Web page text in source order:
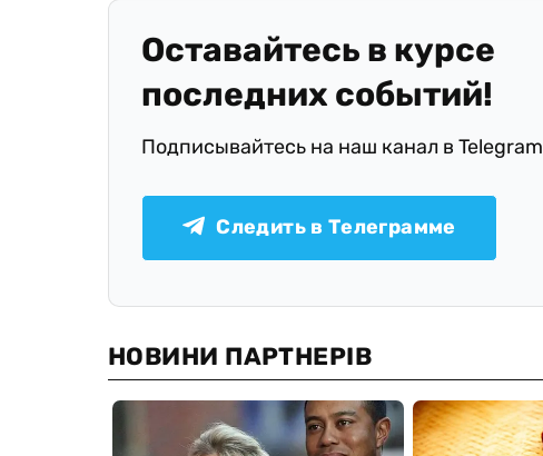
Оставайтесь в курсе
последних событий!
Подписывайтесь на наш канал в Telegram
Следить в Телеграмме